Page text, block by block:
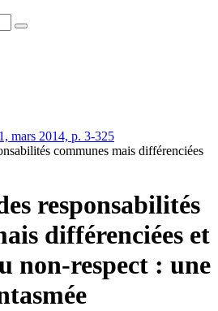
mars 2014, p. 3-325
communes mais différenciées
responsabilités
différenciées et
non-respect : une